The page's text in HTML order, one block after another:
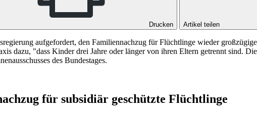
Drucken Artikel teilen
aufgefordert, den Familiennachzug für Flüchtlinge wieder
dazu, "dass Kinder drei Jahre oder länger von ihren Eltern getrennt sind.
des Bundestages.
für subsidiär geschützte Flüchtlinge